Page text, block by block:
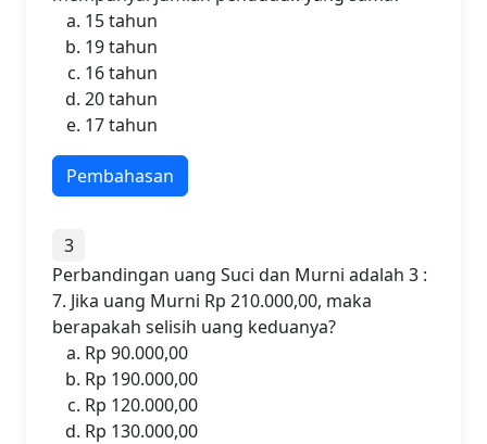
15 tahun
19 tahun
16 tahun
20 tahun
17 tahun
Pembahasan
3
Perbandingan uang Suci dan Murni adalah 3 :
7. Jika uang Murni Rp 210.000,00, maka
berapakah selisih uang keduanya?
Rp 90.000,00
Rp 190.000,00
Rp 120.000,00
Rp 130.000,00